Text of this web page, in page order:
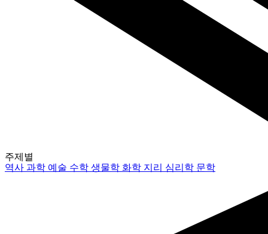
주제별
역사과학 예술 수학생물학 화학 지리 심리학 문학